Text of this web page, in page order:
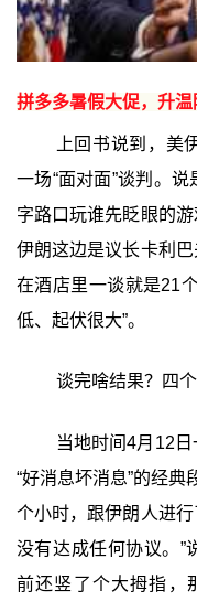
拼多多暑假大促，升
上回书说到，美
一场“面对面”谈判。
字路口玩谁先眨眼的
伊朗这边是议长卡利
在酒店里一谈就是21
低、起伏很大”。
谈完啥结果？四
当地时间4月12
“好消息坏消息”的经典
个小时，跟伊朗人进
没有达成任何协议。”
前还竖了个大拇指，